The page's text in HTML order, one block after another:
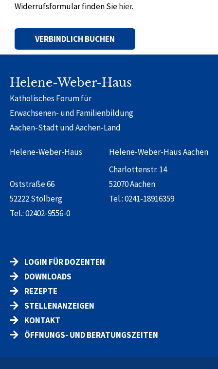
Widerrufsformular finden Siehier.
Helene-Weber-Haus
Katholisches Forum für
Erwachsenen- und Familienbildung
Aachen-Stadt und Aachen-Land
Helene-Weber-Haus
Oststraße 66
52222 Stolberg
Tel.:02402-9556-0
Helene-Weber-Haus Aachen
Charlottenstr. 14
52070 Aachen
Tel.:0241-18916359
LOGIN FÜR DOZENTEN
DOWNLOADS
REZEPTE
STELLENANZEIGEN
KONTAKT
ÖFFNUNGS- UND BERATUNGSZEITEN